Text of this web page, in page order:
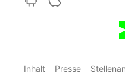
Inhalt Presse